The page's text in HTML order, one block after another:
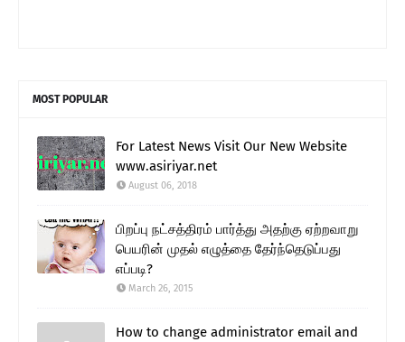
MOST POPULAR
For Latest News Visit Our New Website
www.asiriyar.net
August 06, 2018
பிறப்பு நட்சத்திரம் பார்த்து அதற்கு ஏற்றவாறு
பெயரின் முதல் எழுத்தை தேர்ந்தெடுப்பது
எப்படி?
March 26, 2015
How to change administrator email and